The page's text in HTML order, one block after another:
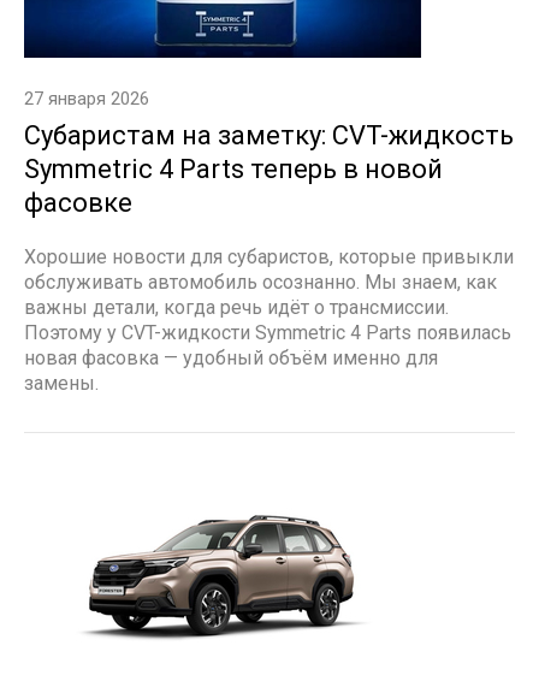
27 января 2026
Субаристам на заметку: CVT-жидкость
Symmetric 4 Parts теперь в новой
фасовке
Хорошие новости для субаристов, которые привыкли
обслуживать автомобиль осознанно. Мы знаем, как
важны детали, когда речь идёт о трансмиссии.
Поэтому у CVT-жидкости Symmetric 4 Parts появилась
новая фасовка — удобный объём именно для
замены.